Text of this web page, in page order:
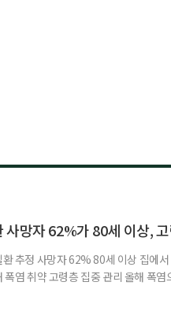
사망자 62%가 80세 이상,
추정 사망자 62% 80세 이상 집에
폭염 취약 고령층 집중 관리 올해 폭